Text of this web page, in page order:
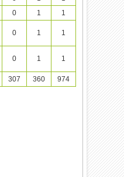
0 1 1
0 1 1
0 1 1
307 360 974